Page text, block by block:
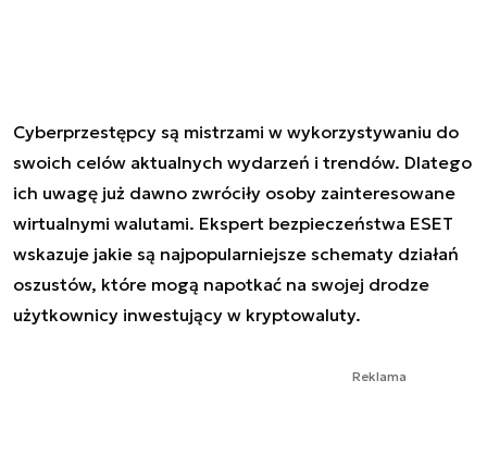
Cyberprzestępcy są mistrzami w wykorzystywaniu do
swoich celów aktualnych wydarzeń i trendów. Dlatego
ich uwagę już dawno zwróciły osoby zainteresowane
wirtualnymi walutami. Ekspert bezpieczeństwa ESET
wskazuje jakie są najpopularniejsze schematy działań
oszustów, które mogą napotkać na swojej drodze
użytkownicy inwestujący w kryptowaluty.
Reklama